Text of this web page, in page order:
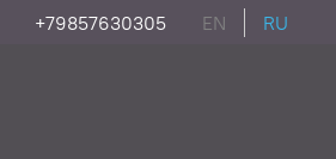
+79857630305 EN RU